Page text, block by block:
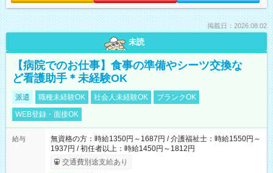
掲載日：2026.08.02
未読
【病院でのお仕事】食事の準備やシーツ交換な
ど看護助手＊未経験OK
派遣 職種未経験OK 社会人未経験OK
ブランクOK
WEB登録・面接OK
給与
無資格の方：時給1350円～1687円 / 介護福祉士：時給1550円～
1937円 / 初任者以上：時給1450円～1812円
交通費別途支給あり